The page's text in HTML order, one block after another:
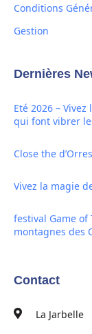
Conditions
Gestion
Dernières
Eté 2026 –
qui font vibrer
Close the
Vivez la magie
festival Game
montagnes des
Contact
La Jarbelle